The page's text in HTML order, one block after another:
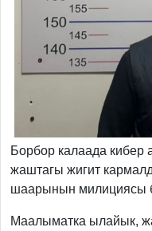
Борбор калаада кибер
жаштагы жигит
шаарынын милициясы
Маалыматка ылайык,